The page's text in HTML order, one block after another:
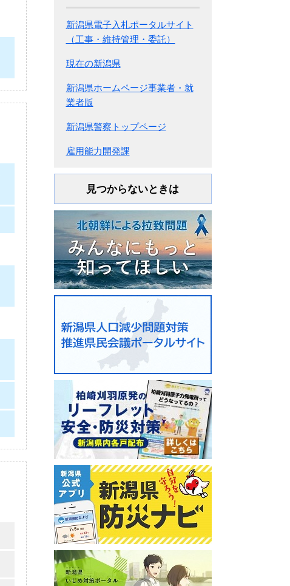
新潟県電子入札ポータルサイト
（工事・維持管理・委託）
現在の新潟県
新潟県ホームページ事業者・就
業者版
新潟県警察トップページ
雇用能力開発課
見つからないときは